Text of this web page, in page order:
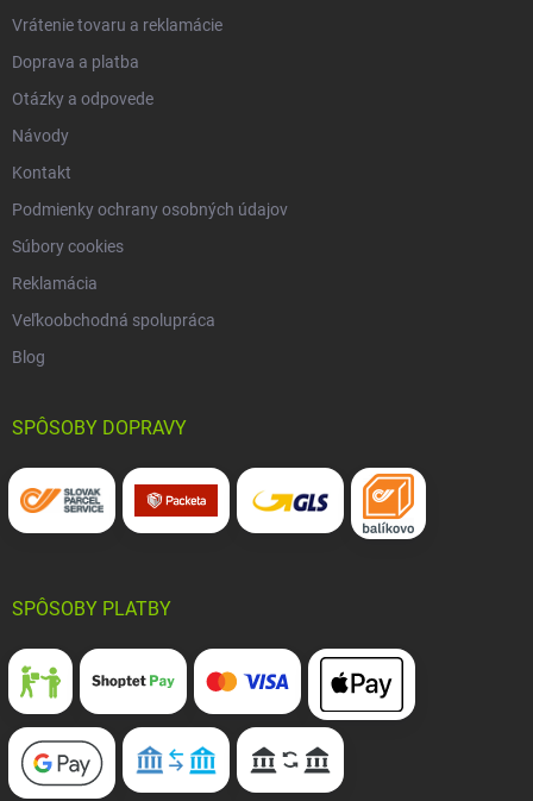
Vrátenie tovaru a reklamácie
Doprava a platba
Otázky a odpovede
Návody
Kontakt
Podmienky ochrany osobných údajov
Súbory cookies
Reklamácia
Veľkoobchodná spolupráca
Blog
SPÔSOBY DOPRAVY
SPÔSOBY PLATBY